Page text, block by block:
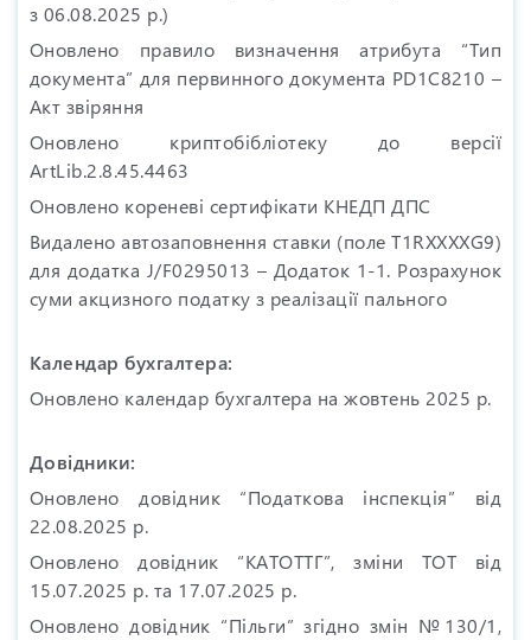
з 06.08.2025 р.)
Оновлено правило визначення атрибута “Тип
документа” для первинного документа PD1C8210 –
Акт звіряння
Оновлено криптобібліотеку до версії
ArtLib.2.8.45.4463
Оновлено кореневі сертифікати КНЕДП ДПС
Видалено автозаповнення ставки (поле T1RXXXXG9)
для додатка J/F0295013 – Додаток 1-1. Розрахунок
суми акцизного податку з реалізації пального
Календар бухгалтера:
Оновлено календар бухгалтера на жовтень 2025 р.
Довідники:
Оновлено довідник “Податкова інспекція” від
22.08.2025 р.
Оновлено довідник “КАТОТТГ”, зміни ТОТ від
15.07.2025 р. та 17.07.2025 р.
Оновлено довідник “Пільги” згідно змін №130/1,